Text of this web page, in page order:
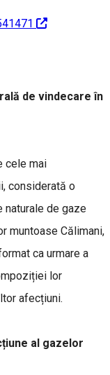
de vindecare în
cele mai
considerată o
naturale de gaze
muntoase Călimani,
ca urmare a
lor
afecțiuni.
al gazelor